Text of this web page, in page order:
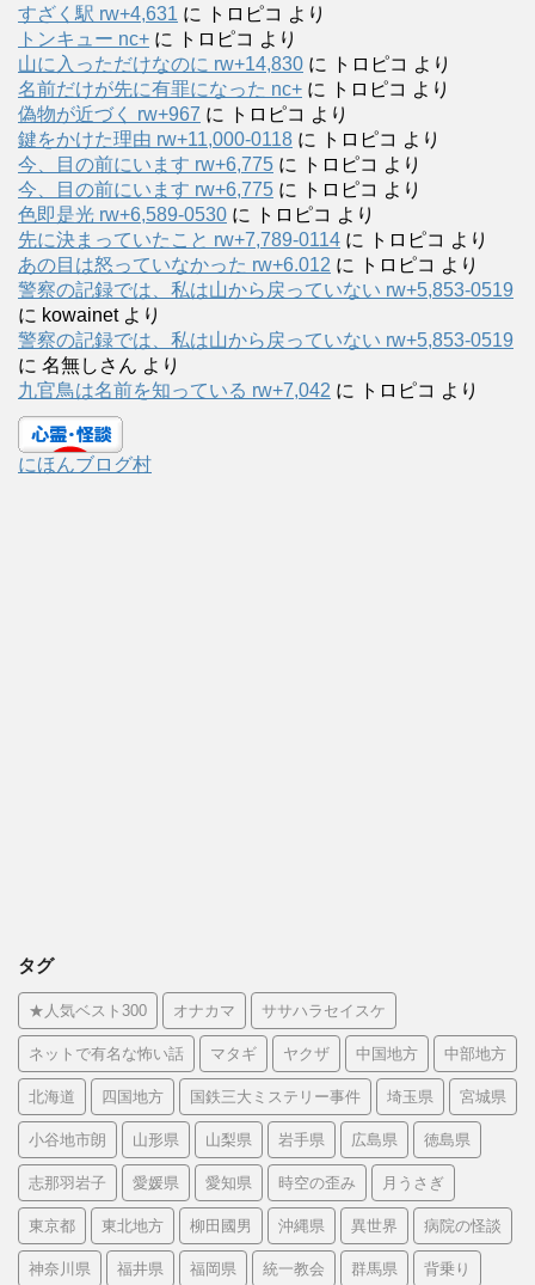
すざく駅 rw+4,631 に トロピコ より
トンキュー nc+ に トロピコ より
山に入っただけなのに rw+14,830 に トロピコ より
名前だけが先に有罪になった nc+ に トロピコ より
偽物が近づく rw+967 に トロピコ より
鍵をかけた理由 rw+11,000-0118 に トロピコ より
今、目の前にいます rw+6,775 に トロピコ より
今、目の前にいます rw+6,775 に トロピコ より
色即是光 rw+6,589-0530 に トロピコ より
先に決まっていたこと rw+7,789-0114 に トロピコ より
あの目は怒っていなかった rw+6.012 に トロピコ より
警察の記録では、私は山から戻っていない rw+5,853-0519
に kowainetより
警察の記録では、私は山から戻っていない rw+5,853-0519
に 名無しさん より
九官鳥は名前を知っている rw+7,042 に トロピコ より
にほんブログ村
タグ
★人気ベスト300 オナカマ ササハラセイスケ
ネットで有名な怖い話 マタギ ヤクザ 中国地方 中部地方
北海道 四国地方 国鉄三大ミステリー事件 埼玉県 宮城県
小谷地市朗 山形県 山梨県 岩手県 広島県 徳島県
志那羽岩子 愛媛県 愛知県 時空の歪み 月うさぎ
東京都 東北地方 柳田國男 沖縄県 異世界 病院の怪談
神奈川県 福井県 福岡県 統一教会 群馬県 背乗り